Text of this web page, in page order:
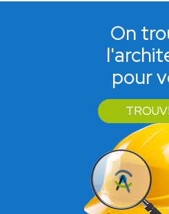
On
pour